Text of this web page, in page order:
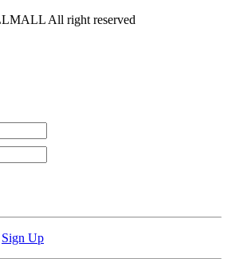
All right reserved
Sign Up